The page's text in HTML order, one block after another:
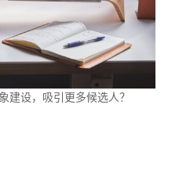
建设，吸引更多候选人？